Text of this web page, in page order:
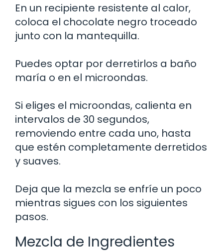
En un recipiente resistente al calor,
coloca el chocolate negro troceado
junto con la mantequilla.
Puedes optar por derretirlos a baño
maría o en el microondas.
Si eliges el microondas, calienta en
intervalos de 30 segundos,
removiendo entre cada uno, hasta
que estén completamente derretidos
y suaves.
Deja que la mezcla se enfríe un poco
mientras sigues con los siguientes
pasos.
Mezcla de Ingredientes